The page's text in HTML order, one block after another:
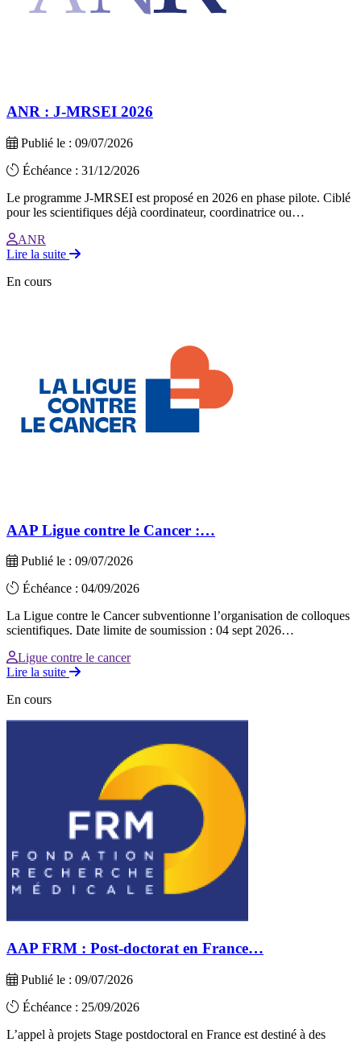
ANR : J-MRSEI 2026
Publié le : 09/07/2026
Échéance : 31/12/2026
Le programme J-MRSEI est proposé en 2026 en phase pilote. Ciblé
pour les scientifiques déjà coordinateur, coordinatrice ou…
ANR
Lire la suite
En cours
AAP Ligue contre le Cancer :…
Publié le : 09/07/2026
Échéance : 04/09/2026
La Ligue contre le Cancer subventionne l’organisation de colloques
scientifiques. Date limite de soumission : 04 sept 2026…
Ligue contre le cancer
Lire la suite
En cours
AAP FRM : Post-doctorat en France…
Publié le : 09/07/2026
Échéance : 25/09/2026
L’appel à projets Stage postdoctoral en France est destiné à des